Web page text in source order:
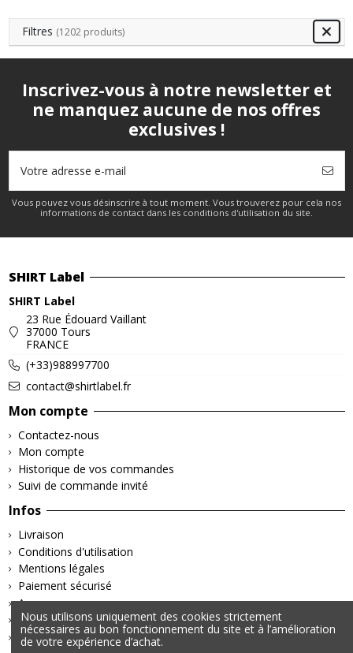
Filtres (1202 produits)
Inscrivez-vous à notre newsletter et
ne manquez aucune de nos offres
exclusives !
Vous pouvez vous désinscrire à tout moment. Vous trouverez pour cela nos
informations de contact dans les conditions d'utilisation du site.
SHIRT Label
SHIRT Label
23 Rue Édouard Vaillant
37000 Tours
FRANCE
(+33)988997700
contact@shirtlabel.fr
Mon compte
Contactez-nous
Mon compte
Historique de vos commandes
Suivi de commande invité
Infos
Livraison
Conditions d'utilisation
Mentions légales
Paiement sécurisé
A propos
Retours & Remboursements
Politique de confidentialité
Nous utilisons uniquement des cookies strictement
nécessaires au bon fonctionnement du site et à l’amélioration
de votre expérience d’achat.